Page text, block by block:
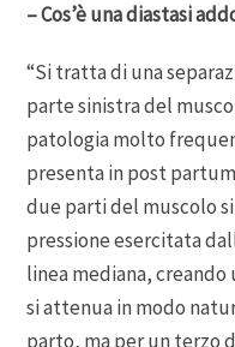
– Cos’è una diastasi
“Si tratta di una
parte sinistra del
patologia molto
presenta in post
due parti del muscolo
pressione esercitata
linea mediana, creando
si attenua in modo
parto, ma per un terzo